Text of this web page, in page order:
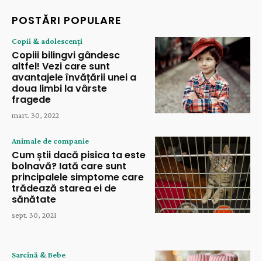
POSTĂRI POPULARE
Copii & adolescenți
Copiii bilingvi gândesc
altfel! Vezi care sunt
avantajele învățării unei a
doua limbi la vârste
fragede
mart. 30, 2022
Animale de companie
Cum știi dacă pisica ta este
bolnavă? Iată care sunt
principalele simptome care
trădează starea ei de
sănătate
sept. 30, 2021
Sarcină & Bebe